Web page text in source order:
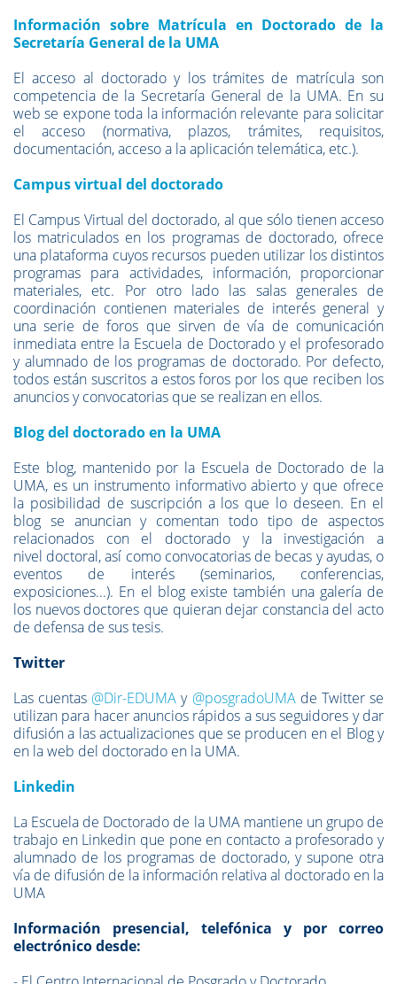
Información sobre Matrícula en Doctorado de la
Secretaría General de la UMA
El acceso al doctorado y los trámites de matrícula son
competencia de la Secretaría General de la UMA. En su
web se expone toda la información relevante para solicitar
el acceso (normativa, plazos, trámites, requisitos,
documentación, acceso a la aplicación telemática, etc.).
Campus virtual del doctorado
El Campus Virtual del doctorado, al que sólo tienen acceso
los matriculados en los programas de doctorado, ofrece
una plataforma cuyos recursos pueden utilizar los distintos
programas para actividades, información, proporcionar
materiales, etc. Por otro lado las salas generales de
coordinación contienen materiales de interés general y
una serie de foros que sirven de vía de comunicación
inmediata entre la Escuela de Doctorado y el profesorado
y alumnado de los programas de doctorado. Por defecto,
todos están suscritos a estos foros por los que reciben los
anuncios y convocatorias que se realizan en ellos.
Blog del doctorado en la UMA
Este blog, mantenido por la Escuela de Doctorado de la
UMA, es un instrumento informativo abierto y que ofrece
la posibilidad de suscripción a los que lo deseen. En el
blog se anuncian y comentan todo tipo de aspectos
relacionados con el doctorado y la investigación a
nivel doctoral, así como convocatorias de becas y ayudas, o
eventos de interés (seminarios, conferencias,
exposiciones...). En el blog existe también una galería de
los nuevos doctores que quieran dejar constancia del acto
de defensa de sus tesis.
Twitter
Las cuentas @Dir-EDUMA y @posgradoUMAde Twitter se
utilizan para hacer anuncios rápidos a sus seguidores y dar
difusión a las actualizaciones que se producen en el Blog y
en la web del doctorado en la UMA.
Linkedin
La Escuela de Doctorado de la UMA mantiene un grupo de
trabajo en Linkedin que pone en contacto a profesorado y
alumnado de los programas de doctorado, y supone otra
vía de difusión de la información relativa al doctorado en la
UMA
Información presencial, telefónica y por correo
electrónico desde: